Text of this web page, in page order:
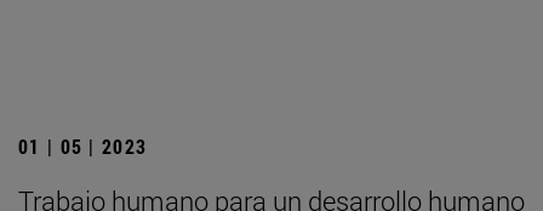
01 | 05 | 2023
Trabajo humano para un desarrollo humano